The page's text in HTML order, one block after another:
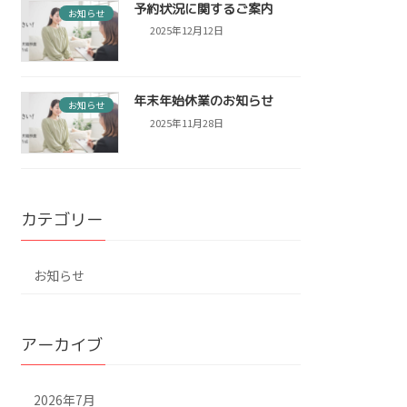
お知らせ 予約状況に関するご案内
2025年12月12日
お知らせ 年末年始休業のお知らせ
2025年11月28日
カテゴリー
お知らせ
アーカイブ
2026年7月